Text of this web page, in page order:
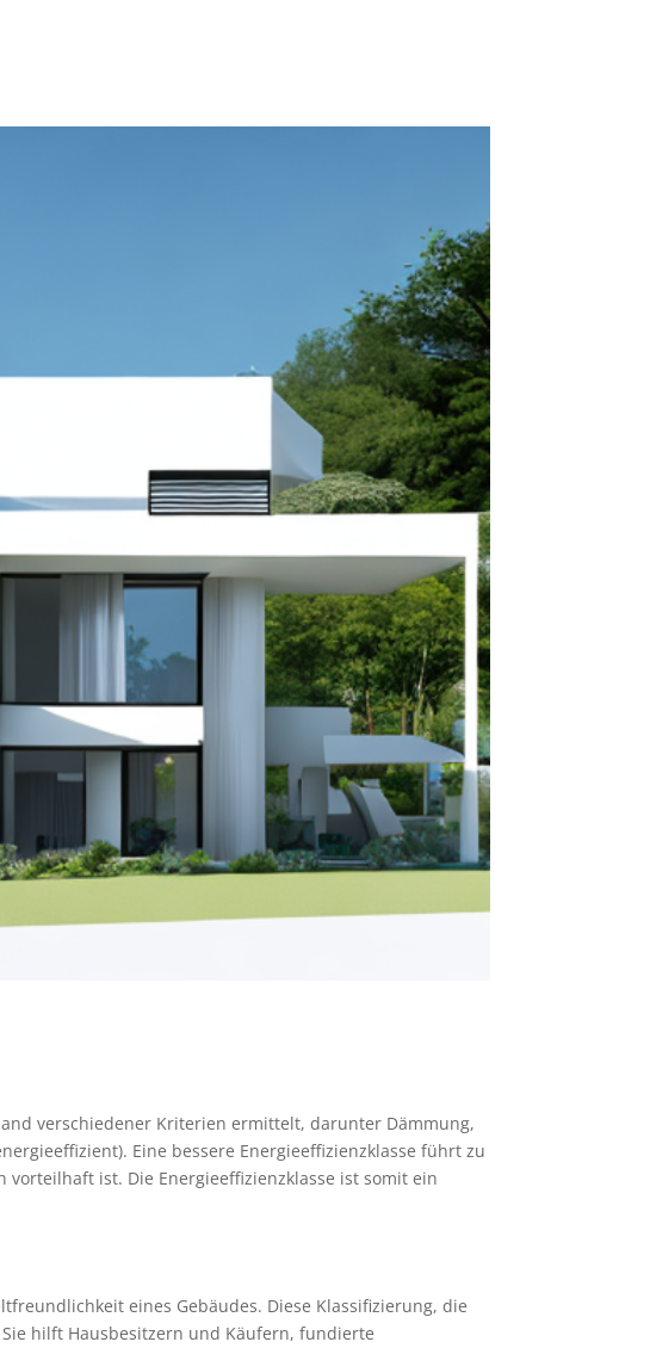
verschiedener Kriterien ermittelt, darunter Dämmung,
Eine bessere Energieeffizienzklasse führt zu
ist. Die Energieeffizienzklasse ist somit ein
eines Gebäudes. Diese Klassifizierung, die
hilft Hausbesitzern und Käufern, fundierte